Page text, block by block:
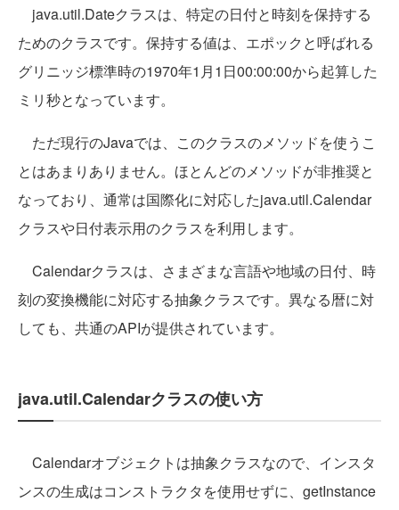
java.util.Dateクラスは、特定の日付と時刻を保持する
ためのクラスです。保持する値は、エポックと呼ばれる
グリニッジ標準時の1970年1月1日00:00:00から起算した
ミリ秒となっています。
ただ現行のJavaでは、このクラスのメソッドを使うこ
とはあまりありません。ほとんどのメソッドが非推奨と
なっており、通常は国際化に対応したjava.util.Calendar
クラスや日付表示用のクラスを利用します。
Calendarクラスは、さまざまな言語や地域の日付、時
刻の変換機能に対応する抽象クラスです。異なる暦に対
しても、共通のAPIが提供されています。
java.util.Calendarクラスの使い方
Calendarオブジェクトは抽象クラスなので、インスタ
ンスの生成はコンストラクタを使用せずに、getInstance